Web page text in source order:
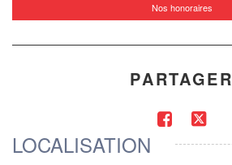
Nos honoraires
PARTAGER
LOCALISATION